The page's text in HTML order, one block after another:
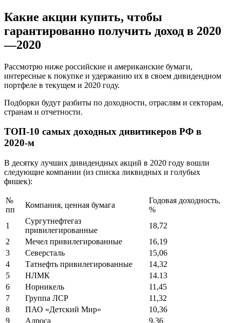
Какие акции купить, чтобы
гарантированно получить доход в 2020
—2020
Рассмотрю ниже российские и американские бумаги,
интересные к покупке и удержанию их в своем дивидендном
портфеле в текущем и 2020 году.
Подборки будут разбиты по доходности, отраслям и секторам,
странам и отчетности.
ТОП-10 самых доходных дивитикеров РФ в
2020-м
В десятку лучших дивидендных акций в 2020 году вошли
следующие компании (из списка ликвидных и голубых
фишек):
№
пп
Компания, ценная бумага
Годовая доходность,
%
1
Сургутнефтегаз
привилегированные
18,72
2
Мечел привилегированные
16,19
3
Северсталь
15,06
4
Татнефть привилегированные
14,32
5
НЛМК
14.13
6
Норникель
11,45
7
Группа ЛСР
11,32
8
ПАО «Детский Мир»
10,36
9
Алроса
9,36